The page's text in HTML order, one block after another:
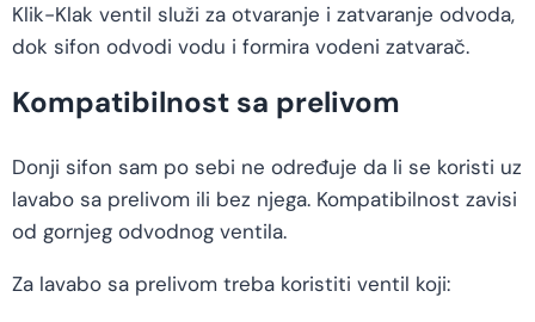
Klik-Klak ventil služi za otvaranje i zatvaranje odvoda,
dok sifon odvodi vodu i formira vodeni zatvarač.
Kompatibilnost sa prelivom
Donji sifon sam po sebi ne određuje da li se koristi uz
lavabo sa prelivom ili bez njega. Kompatibilnost zavisi
od gornjeg odvodnog ventila.
Za lavabo sa prelivom treba koristiti ventil koji: